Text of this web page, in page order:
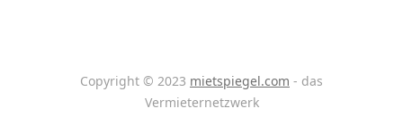
Copyright © 2023 mietspiegel.com - das
Vermieternetzwerk